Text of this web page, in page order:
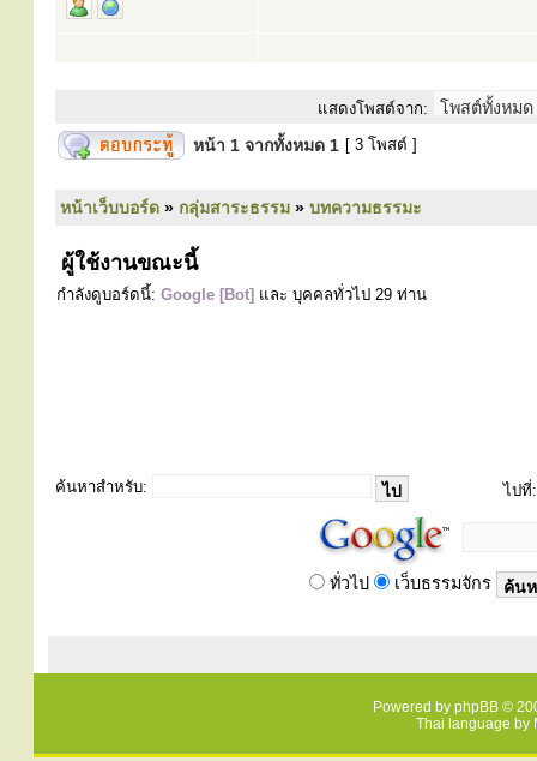
แสดงโพสต์จาก:
หน้า 1 จากทั้งหมด 1 [ 3 โพสต์ ]
หน้าเว็บบอร์ด » กลุ่มสาระธรรม » บทความธรรมะ
ผู้ใช้งานขณะนี้
กำลังดูบอร์ดนี้: Google [Bot] และ บุคคลทั่วไป 29 ท่าน
ค้นหาสำหรับ: ไปที่:
ทั่วไป เว็บธรรมจักร
Powered by phpBB ©
Thai language by